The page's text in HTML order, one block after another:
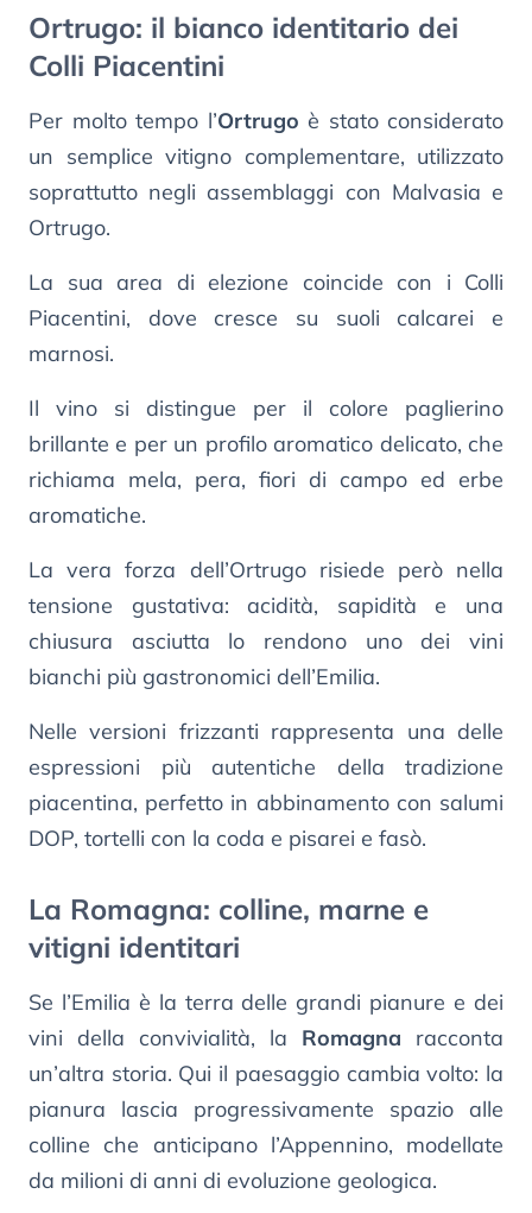
Ortrugo: il bianco identitario dei
Colli Piacentini
Per molto tempo l’Ortrugo è stato considerato
un semplice vitigno complementare, utilizzato
soprattutto negli assemblaggi con Malvasia e
Ortrugo.
La sua area di elezione coincide con i Colli
Piacentini, dove cresce su suoli calcarei e
marnosi.
Il vino si distingue per il colore paglierino
brillante e per un profilo aromatico delicato, che
richiama mela, pera, fiori di campo ed erbe
aromatiche.
La vera forza dell’Ortrugo risiede però nella
tensione gustativa: acidità, sapidità e una
chiusura asciutta lo rendono uno dei vini
bianchi più gastronomici dell’Emilia.
Nelle versioni frizzanti rappresenta una delle
espressioni più autentiche della tradizione
piacentina, perfetto in abbinamento con salumi
DOP, tortelli con la coda e pisarei e fasò.
La Romagna: colline, marne e
vitigni identitari
Se l’Emilia è la terra delle grandi pianure e dei
vini della convivialità, la Romagna racconta
un’altra storia. Qui il paesaggio cambia volto: la
pianura lascia progressivamente spazio alle
colline che anticipano l’Appennino, modellate
da milioni di anni di evoluzione geologica.